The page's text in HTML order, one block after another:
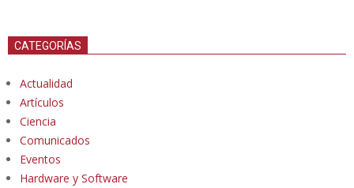
CATEGORÍAS
Actualidad
Artículos
Ciencia
Comunicados
Eventos
Hardware y Software